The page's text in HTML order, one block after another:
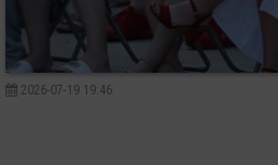
2026-07-19 19:46